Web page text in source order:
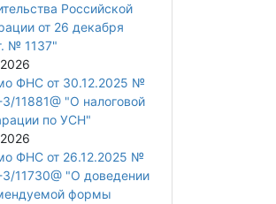
Российской
от 26 декабря
№ 1137"
ФНС от 30.12.2025 №
11881@ "О налоговой
по УСН"
ФНС от 26.12.2025 №
11730@ "О доведении
формы